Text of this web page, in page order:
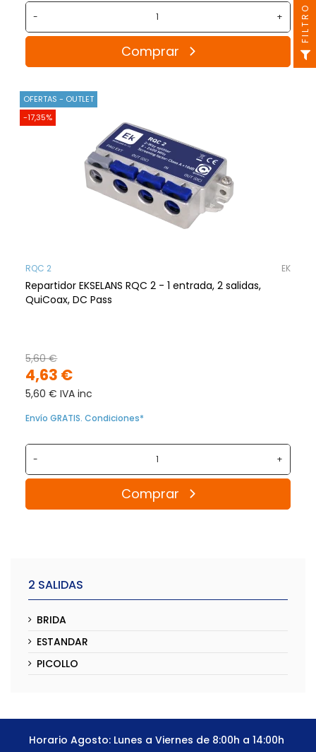
- +
Comprar
OFERTAS - OUTLET
-17,35%
RQC 2 EK
Repartidor EKSELANS RQC 2 - 1 entrada, 2 salidas,
QuiCoax, DC Pass
4,63 €
5,60 €
5,60 € IVA inc
Envío GRATIS. Condiciones*
- +
Comprar
2 SALIDAS
BRIDA
ESTANDAR
PICOLLO
Horario Agosto: Lunes a Viernes de 8:00h a 14:00h
FILTRO